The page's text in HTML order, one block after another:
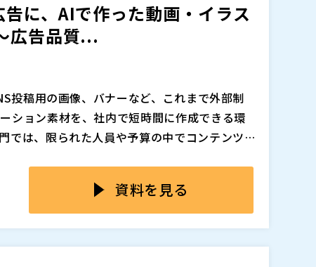
ローにより、13%という高い商談化率を実現
な成功の型を伝授します。
告に、AIで作った動画・イラス
広告品質...
投稿用の画像、バナーなど、これまで外部制
ション素材を、社内で短時間に作成できる環
では、限られた人員や予算の中でコンテンツ
作スピードと広告品質の両立が大きな課題に
してしまうと、広告効果が出ないだけでな
損につながる可能性があります。AIで「作れ
・イラストの活用可能性と、公式利用時に見
資料を見る